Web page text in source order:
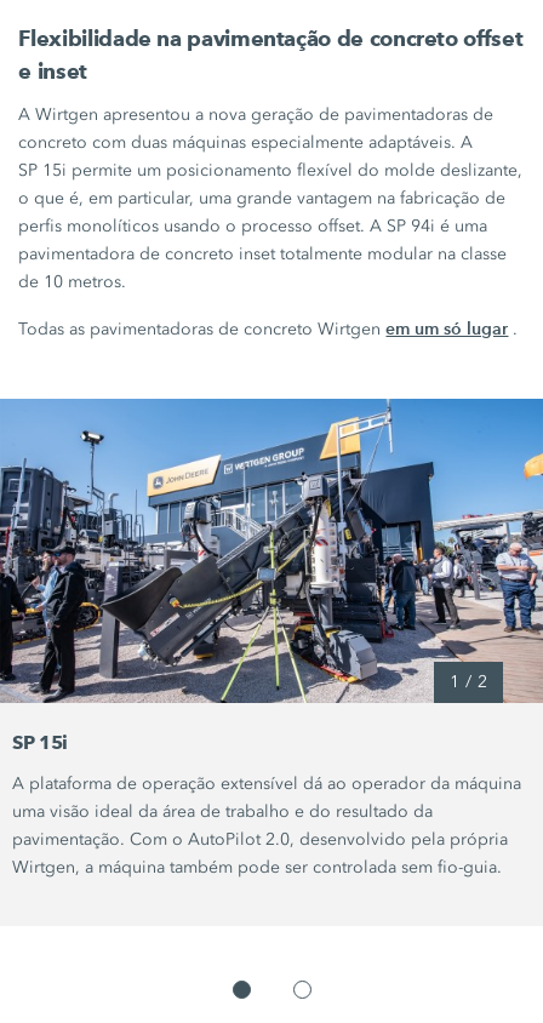
Flexibilidade na pavimentação de concreto offset
e inset
A Wirtgen apresentou a nova geração de pavimentadoras de
concreto com duas máquinas especialmente adaptáveis. A
SP 15i permite um posicionamento flexível do molde deslizante,
o que é, em particular, uma grande vantagem na fabricação de
perfis monolíticos usando o processo offset. A SP 94i é uma
pavimentadora de concreto inset totalmente modular na classe
de 10 metros.
Todas as pavimentadoras de concreto Wirtgenem um só lugar .
1 / 2
SP 15i
A plataforma de operação extensível dá ao operador da máquina
uma visão ideal da área de trabalho e do resultado da
pavimentação. Com o AutoPilot 2.0, desenvolvido pela própria
Wirtgen, a máquina também pode ser controlada sem fio-guia.